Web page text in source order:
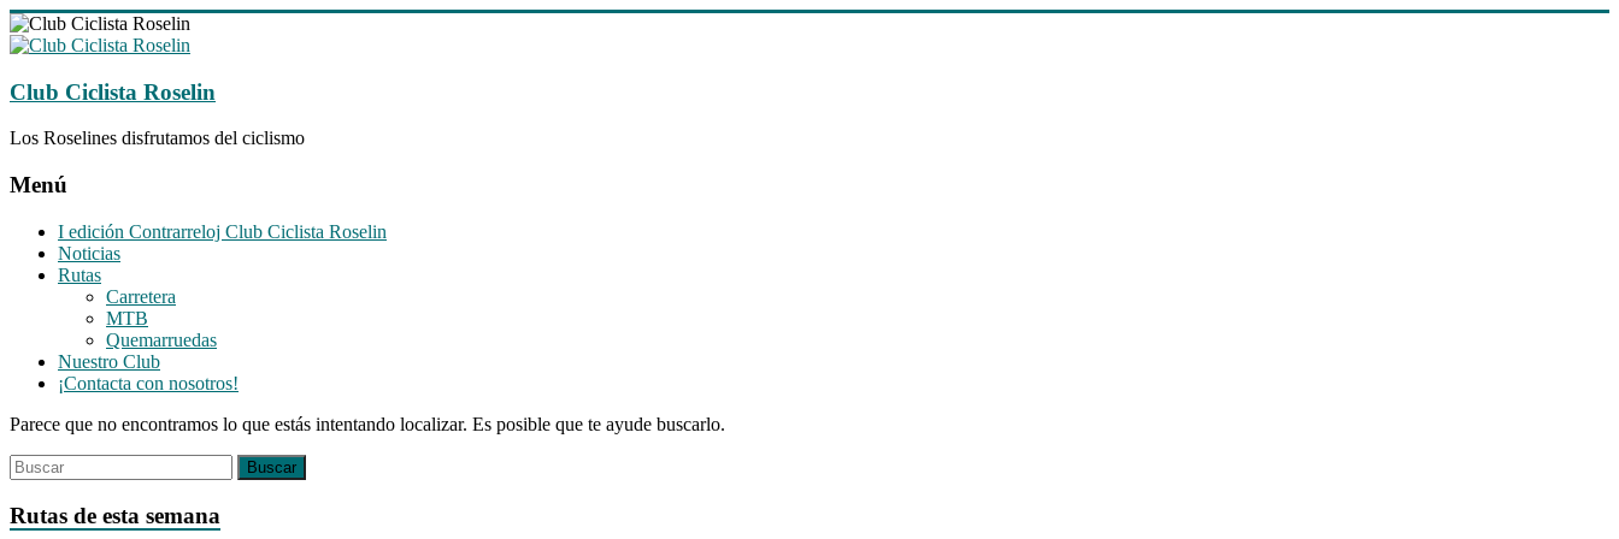
Saltar
al
Club Ciclista Roselin
Los Roselines disfrutamos del ciclismo
Menú
I edición Contrarreloj Club Ciclista Roselin
Noticias
Rutas
Carretera
MTB
Quemarruedas
Nuestro Club
¡Contacta con nosotros!
Parece que no encontramos lo que estás intentando localizar. Es posible que te ayude buscarlo.
Rutas de esta semana